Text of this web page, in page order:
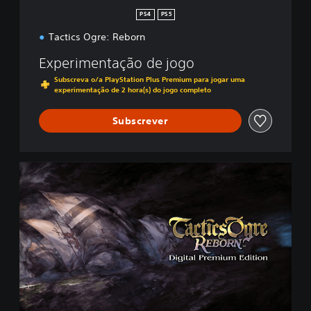
PS4 PS5
Tactics Ogre: Reborn
Experimentação de jogo
Subscreva o/a PlayStation Plus Premium para jogar uma
experimentação de 2 hora(s) do jogo completo
Subscrever
D
i
i
t
a
l
P
r
e
m